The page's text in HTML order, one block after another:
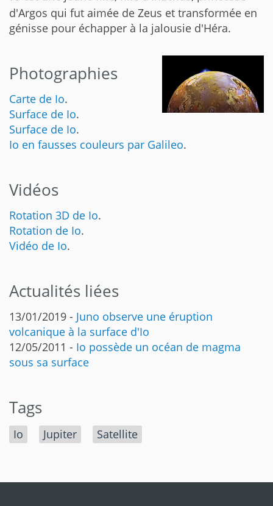
d'Argos qui fut aimée de Zeus et transformée en
génisse pour échapper à la jalousie d'Héra.
Photographies
Carte de Io.
Surface de Io.
Surface de Io.
Io en fausses couleurs par Galileo.
Vidéos
Rotation 3D de Io.
Rotation de Io.
Vidéo de Io.
Actualités liées
13/01/2019 - Juno observe une éruption
volcanique à la surface d'Io
12/05/2011 - Io possède un océan de magma
sous sa surface
Tags
Io Jupiter Satellite